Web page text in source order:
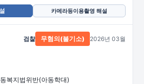
카메라등이용촬영 해설
복지법위반(아동학대)
검찰 무혐의(불기소) 2026년 03월